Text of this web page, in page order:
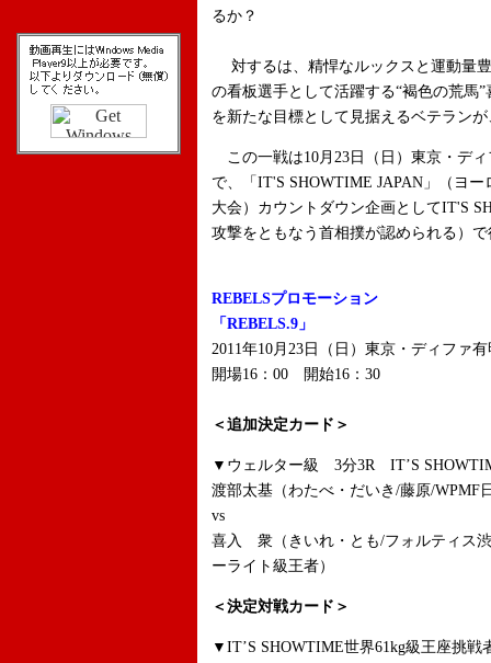
るか？
対するは、精悍なルックスと運動量
の看板選手として活躍する“褐色の荒馬
を新たな目標として見据えるベテラン
この一戦は10月23日（日）東京・デ
で、「IT'S SHOWTIME JAPAN」（ヨ
大会）カウントダウン企画としてIT'S
攻撃をともなう首相撲が認められる）
REBELSプロモーション
「REBELS.9」
2011年10月23日（日）東京・ディファ有
開場16：00 開始16：30
＜追加決定カード＞
▼ウェルター級 3分3R IT’S
渡部太基（わたべ・だいき/藤原/WPMF
vs
喜入 衆（きいれ・とも/フォルティス
ーライト級王者）
＜決定対戦カード＞
▼IT’S SHOWTIME世界61kg級王座挑